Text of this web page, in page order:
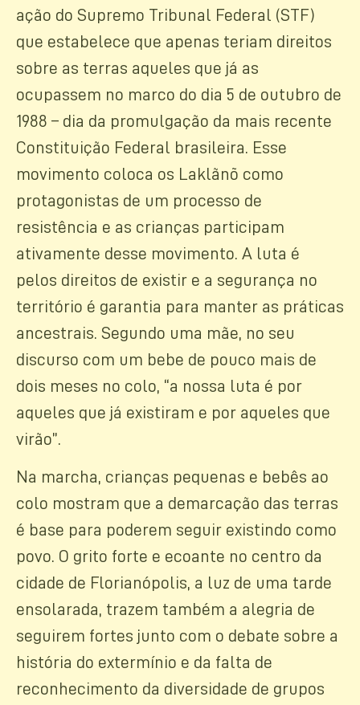
ação do Supremo Tribunal Federal (STF)
que estabelece que apenas teriam direitos
sobre as terras aqueles que já as
ocupassem no marco do dia 5 de outubro de
1988 – dia da promulgação da mais recente
Constituição Federal brasileira. Esse
movimento coloca os Laklãnõ como
protagonistas de um processo de
resistência e as crianças participam
ativamente desse movimento. A luta é
pelos direitos de existir e a segurança no
território é garantia para manter as práticas
ancestrais. Segundo uma mãe, no seu
discurso com um bebe de pouco mais de
dois meses no colo, “a nossa luta é por
aqueles que já existiram e por aqueles que
virão”.
Na marcha, crianças pequenas e bebês ao
colo mostram que a demarcação das terras
é base para poderem seguir existindo como
povo. O grito forte e ecoante no centro da
cidade de Florianópolis, a luz de uma tarde
ensolarada, trazem também a alegria de
seguirem fortes junto com o debate sobre a
história do extermínio e da falta de
reconhecimento da diversidade de grupos